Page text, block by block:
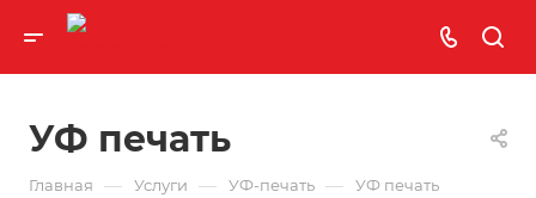
УФ печать
Главная — Услуги — УФ-печать — УФ печать